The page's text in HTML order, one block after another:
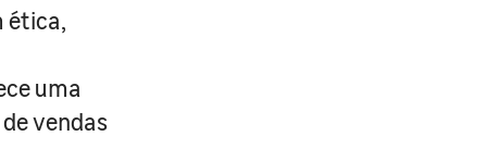
ética,
uma
vendas